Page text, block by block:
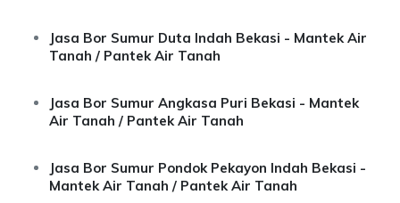
Jasa Bor Sumur Duta Indah Bekasi - Mantek Air
Tanah / Pantek Air Tanah
Jasa Bor Sumur Angkasa Puri Bekasi - Mantek
Air Tanah / Pantek Air Tanah
Jasa Bor Sumur Pondok Pekayon Indah Bekasi -
Mantek Air Tanah / Pantek Air Tanah